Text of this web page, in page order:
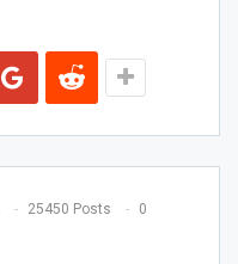
25450 Posts 0